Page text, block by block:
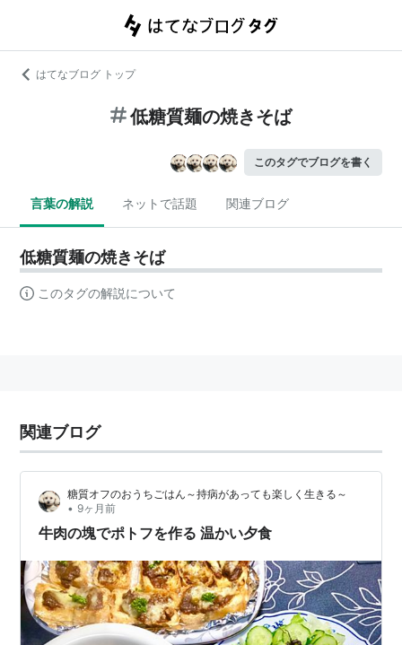
はてなブログ トップ
低糖質麺の焼きそば
このタグでブログを書く
言葉の解説 ネットで話題 関連ブログ
低糖質麺の焼きそば
このタグの解説について
関連ブログ
糖質オフのおうちごはん～持病があっても楽しく生きる～
• 9ヶ月前
牛肉の塊でポトフを作る 温かい夕食